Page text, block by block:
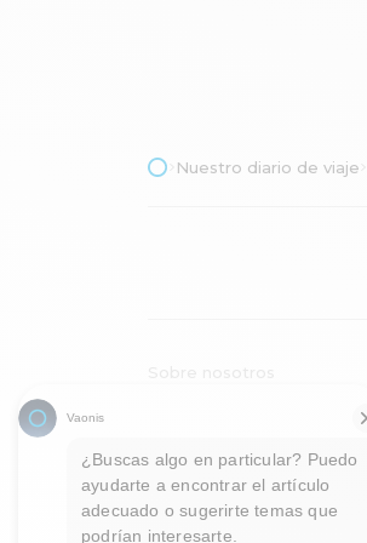
Nuestro diario de viaje